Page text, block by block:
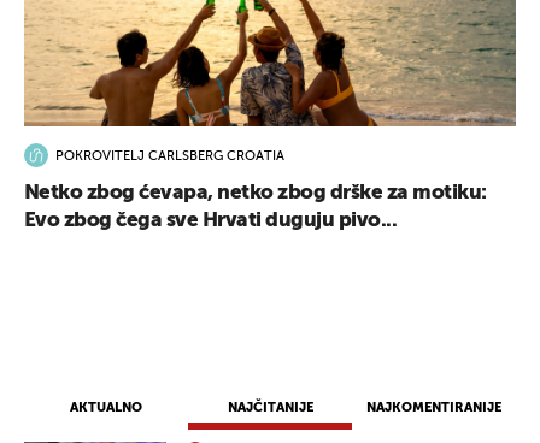
AKTUALNO NAJČITANIJE NAJKOMENTIRANIJE
POKROVITELJ CARLSBERG CROATIA
Netko zbog ćevapa, netko zbog drške za motiku:
Evo zbog čega sve Hrvati duguju pivo...